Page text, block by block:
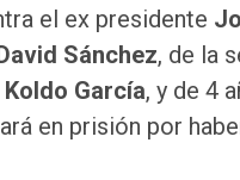
el ex presidente
Sánchez, de la
Koldo García, y de 4
en prisión por